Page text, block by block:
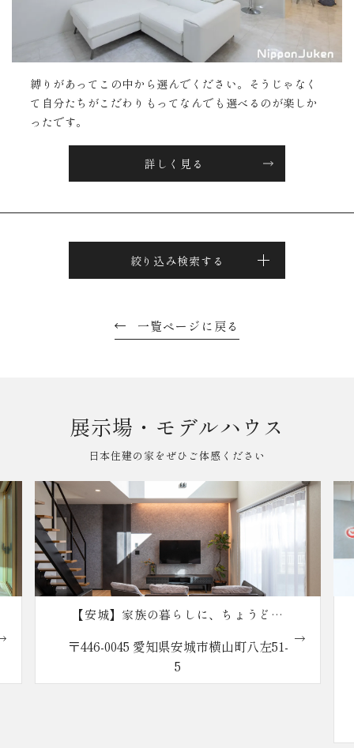
縛りがあってこの中から選んでください。そうじゃなく
て自分たちがこだわりもってなんでも選べるのが楽しか
ったです。
詳しく見る
絞り込み検索する
一覧ページに戻る
展示場・モデルハウス
日本住建の家をぜひご体感ください
【安城】家族の暮らしに、ちょうどい
〒446-0045 愛知県安城市横山町八左51-
5